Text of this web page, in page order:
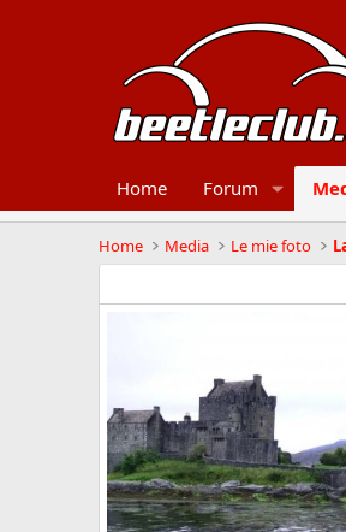
Home Forum
Home Media Le mie foto